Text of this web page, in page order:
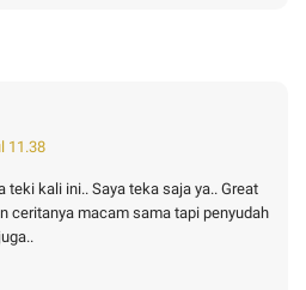
11.38
teki kali ini.. Saya teka saja ya.. Great
ceritanya macam sama tapi penyudah